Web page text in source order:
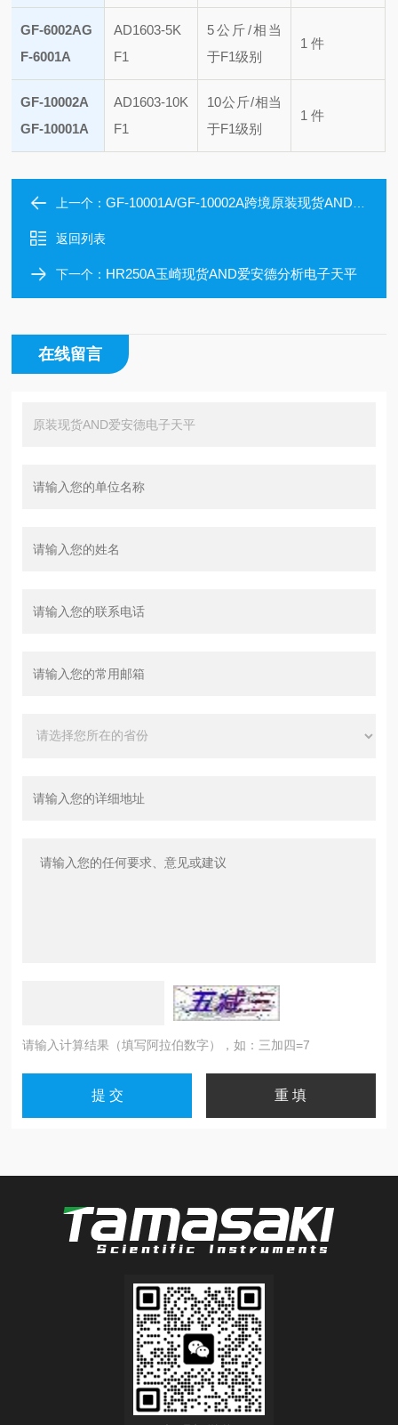
GF-6002AG
F-6001A
AD1603-5K
F1
5公斤/相当
于F1级别
1 件
GF-10002A
GF-10001A
AD1603-10K
F1
10公斤/相当
于F1级别
1 件
上一个：GF-10001A/GF-10002A跨境原装现货AND爱安德电子天平
返回列表
下一个： HR250A玉崎现货AND爱安德分析电子天平
在线留言
请输入计算结果（填写阿拉伯数字），如：三加四=7